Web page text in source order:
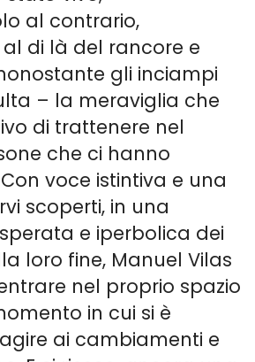
al contrario,
di là del rancore e
gli inciampi
– la meraviglia che
di trattenere nel
che ci hanno
voce istintiva e una
scoperti, in una
e iperbolica dei
loro fine, Manuel Vilas
nel proprio spazio
in cui si è
ai cambiamenti e